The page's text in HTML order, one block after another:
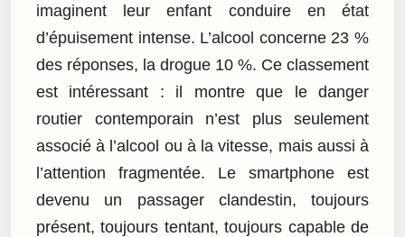
imaginent leur enfant conduire en état
d’épuisement intense. L’alcool concerne 23 %
des réponses, la drogue 10 %. Ce classement
est intéressant : il montre que le danger
routier contemporain n’est plus seulement
associé à l’alcool ou à la vitesse, mais aussi à
l’attention fragmentée. Le smartphone est
devenu un passager clandestin, toujours
présent, toujours tentant, toujours capable de